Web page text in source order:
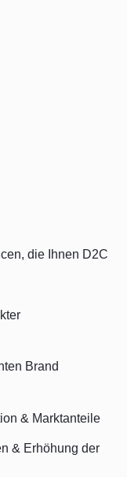
die Ihnen D2C
Brand
& Marktanteile
& Erhöhung der